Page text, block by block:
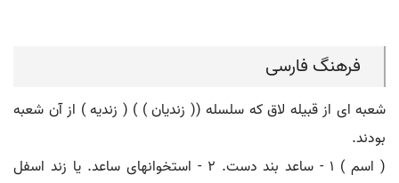
فرهنگ فارسی
شعبه ای از قبیله لاق که سلسله (( زندیان ) ) ( زندیه ) از آن شعبه
بودند.
( اسم ) ۱ - ساعد بند دست. ۲ - استخوانهای ساعد. یا زند اسفل